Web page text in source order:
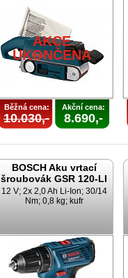
AKCE
UKONČENA
Běžná cena:
10.030,-
Akční cena:
8.690,-
BOSCH Aku vrtací
šroubovák GSR 120-LI
12 V; 2x 2,0 Ah Li-Ion; 30/14
Nm; 0,8 kg; kufr